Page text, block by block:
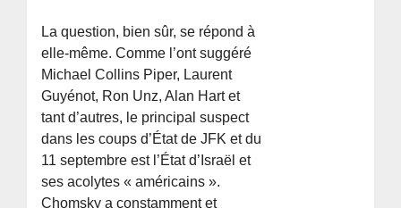
La question, bien sûr, se répond à
elle-même. Comme l’ont suggéré
Michael Collins Piper, Laurent
Guyénot, Ron Unz, Alan Hart et
tant d’autres, le principal suspect
dans les coups d’État de JFK et du
11 septembre est l’État d’Israël et
ses acolytes « américains ».
Chomsky a constamment et